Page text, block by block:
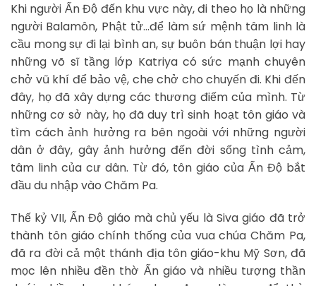
Khi người Ấn Độ đến khu vực này, đi theo họ là những
người Balamôn, Phật tử…để làm sứ mệnh tâm linh là
cầu mong sự đi lại bình an, sự buôn bán thuận lợi hay
những võ sĩ tầng lớp Katriya có sức mạnh chuyên
chở vũ khí để bảo vệ, che chở cho chuyến đi. Khi đến
đây, họ đã xây dựng các thương điếm của mình. Từ
những cơ sở này, họ đã duy trì sinh hoạt tôn giáo và
tìm cách ảnh hưởng ra bên ngoài với những người
dân ở đây, gây ảnh hưởng đến đời sống tình cảm,
tâm linh của cư dân. Từ đó, tôn giáo của Ấn Độ bắt
đầu du nhập vào Chăm Pa.
Thế kỷ VII, Ấn Độ giáo mà chủ yếu là Siva giáo đã trở
thành tôn giáo chính thống của vua chúa Chăm Pa,
đã ra đời cả một thánh địa tôn giáo-khu Mỹ Sơn, đã
mọc lên nhiều đền thờ Ấn giáo và nhiều tượng thần